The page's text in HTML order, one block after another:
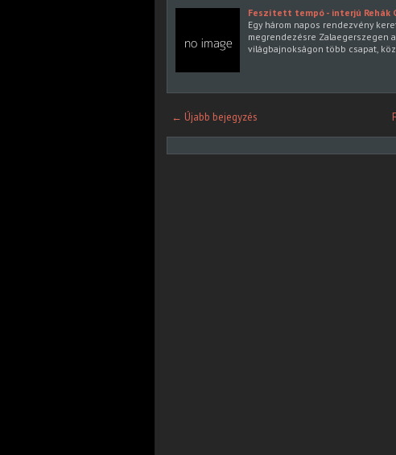
Feszített tempó - interjú Rehák
Egy három napos rendezvény
megrendezésre Zalaegerszegen
világbajnokságon több csapat,
← Újabb bejegyzés